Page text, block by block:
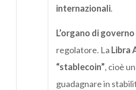
internazionali.
L’organo di
regolatore. La Libra
“stablecoin”, cioè
guadagnare in